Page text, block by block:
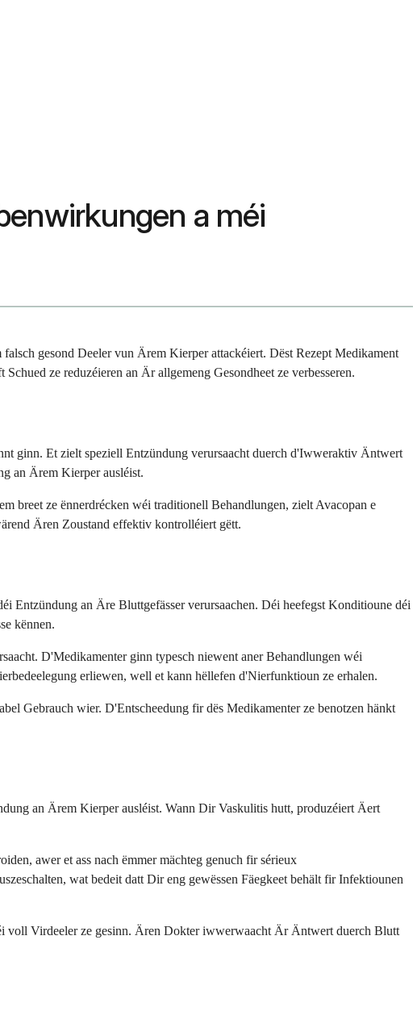
a méi
gesond Deeler vun Ärem Kierper attackéiert. Dëst Rezept Medikament
ze reduzéieren an Är allgemeng Gesondheet ze verbesseren.
ginn. Et zielt speziell Entzündung verursaacht duerch d'Iwweraktiv Äntwert
an Ärem Kierper ausléist.
breet ze ënnerdrécken wéi traditionell Behandlungen, zielt Avacopan e
Ären Zoustand effektiv kontrolléiert gëtt.
Entzündung an Äre Bluttgefässer verursaachen. Déi heefegst Konditioune déi
kënnen.
D'Medikamenter ginn typesch niewent aner Behandlungen wéi
erliewen, well et kann hëllefen d'Nierfunktioun ze erhalen.
Gebrauch wier. D'Entscheedung fir dës Medikamenter ze benotzen hänkt
an Ärem Kierper ausléist. Wann Dir Vaskulitis hutt, produzéiert Äert
awer et ass nach ëmmer mächteg genuch fir sérieux
wat bedeit datt Dir eng gewëssen Fäegkeet behält fir Infektiounen
voll Virdeeler ze gesinn. Ären Dokter iwwerwaacht Är Äntwert duerch Blutt